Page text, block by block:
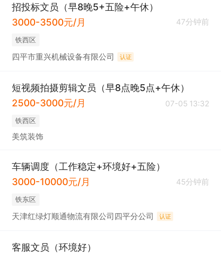
招投标文员（早8晚5+五险+午休）
3000-3500元/月
47分钟前
铁西区
四平市重兴机械设备有限公司 认证
短视频拍摄剪辑文员（早8点晚5点+午休）
2500-3000元/月
07-05 13:32
铁西区
美筑装饰
车辆调度（工作稳定+环境好+五险）
3000-10000元/月
45分钟前
铁东区
天津红绿灯顺通物流有限公司四平分公司 认证
客服文员（环境好）